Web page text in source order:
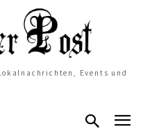
Events und